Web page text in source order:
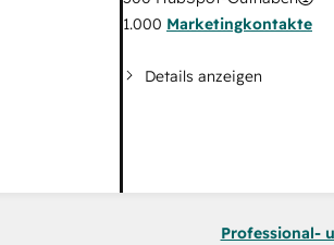
1.000 Marketingkontakte
Details anzeigen
Professional-